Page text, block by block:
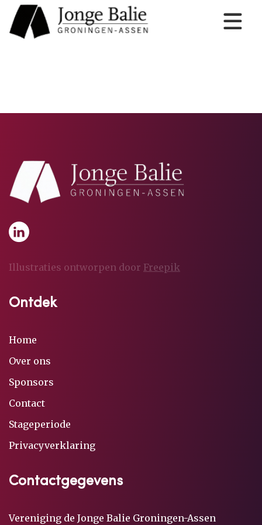
Agenda
Illustraties ontworpen door Freepik
Ontdek
Home
Over ons
Sponsors
Contact
Stageperiode
Privacyverklaring
Contactgegevens
Vereniging de Jonge Balie Groningen-Assen